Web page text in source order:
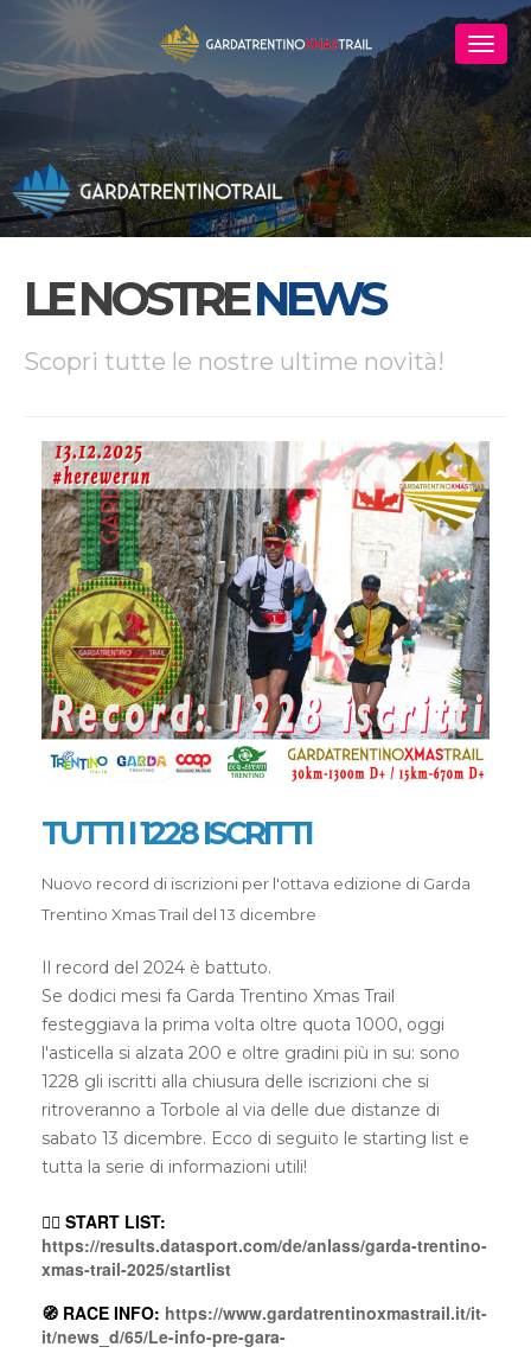
LE NOSTRENEWS
Scopri tutte le nostre ultime novità!
TUTTI I 1228 ISCRITTI
Nuovo record di iscrizioni per l'ottava edizione di Garda
Trentino Xmas Trail del 13 dicembre
Il record del 2024 è battuto.
Se dodici mesi fa Garda Trentino Xmas Trail
festeggiava la prima volta oltre quota 1000, oggi
l'asticella si alzata 200 e oltre gradini più in su: sono
1228 gli iscritti alla chiusura delle iscrizioni che si
ritroveranno a Torbole al via delle due distanze di
sabato 13 dicembre. Ecco di seguito le starting list e
tutta la serie di informazioni utili!
🏃‍♀️ START LIST:
https://results.datasport.com/de/anlass/garda-trentino-
xmas-trail-2025/startlist
🧭 RACE INFO: https://www.gardatrentinoxmastrail.it/it-
it/news_d/65/Le-info-pre-gara-